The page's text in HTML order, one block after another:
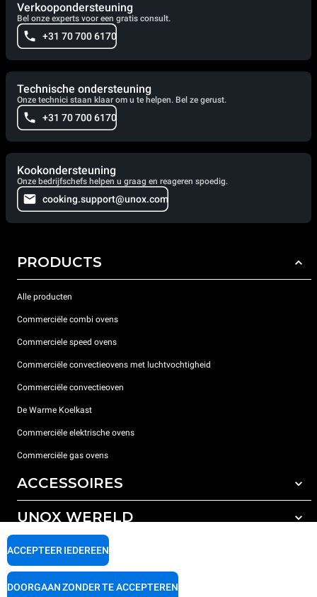
Verkoopondersteuning
Bel onze experts voor een gratis consult.
+31 70 700 6170
Technische ondersteuning
Onze technici staan klaar om u te helpen. Bel ze gerust.
+31 70 700 6170
Kookondersteuning
Onze bedrijfschefs helpen u graag en reageren spoedig.
cooking.support@unox.com
PRODUCTS
Alle producten
Commerciële combi ovens
Commerciele speed ovens
Commerciële convectieovens met luchtvochtigheid
Commerciële convectieoven
De Warme Koelkast
Commerciële elektrische ovens
Commerciële gas ovens
ACCESSOIRES
All the accessories
Detergenten voor automatisch wassen
Detergenten voor handmatig wassen
Waterbehandeling met harsfilters
UNOX WERELD
Onze vestigingen wereldwijd
ONDERSTEUNING
Unox garantie
ACCEPTEER IEDEREEN
DOORGAAN ZONDER TE ACCEPTEREN